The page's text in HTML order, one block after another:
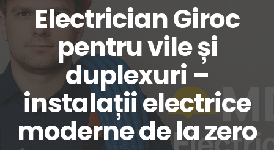
Electrician Giroc
pentru vile și
duplexuri –
instalații electrice
moderne de la zero